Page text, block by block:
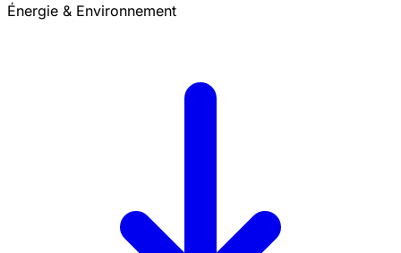
Énergie & Environnement